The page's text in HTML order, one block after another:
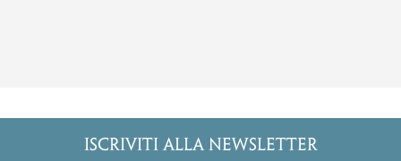
ISCRIVITI ALLA NEWSLETTER